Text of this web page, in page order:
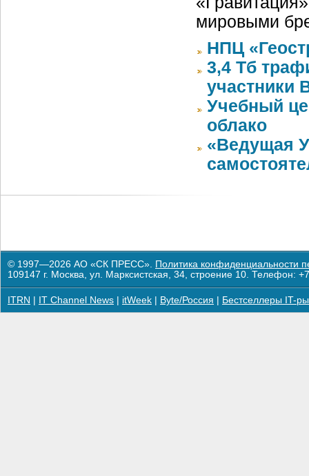
мировыми
НПЦ
3,4 Тб
участники
Учебный
облако
«Ведущая
© 1997—2026 АО «СК ПРЕСС». Политика конфиденциальности
109147 г. Москва, ул. Марксистская, 34, строение 10. Телефон:
ITRN IT Channel News itWeek Byte/Россия Бестселлеры IT-